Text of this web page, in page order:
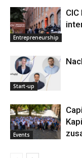
Entrepreneurship
Start-up
Events